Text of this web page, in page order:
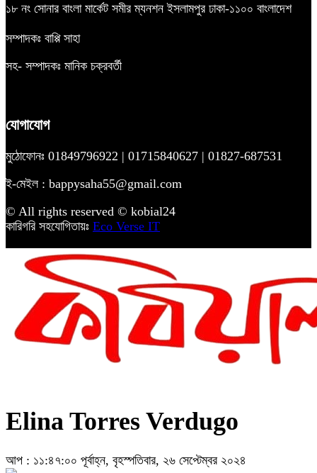
১৮ নং সোনার বাংলা মার্কেট সমীর ম্যনশন ইসলামপুর ঢাকা-১১০০ বাংলাদেশ
সম্পাদকঃ বাপ্পি সাহা
সহ- সম্পাদকঃ মানিক চক্রবর্তী
যোগাযোগ
মুঠোফোনঃ 01849796922 | 01715840627 | 01827-687531
ই-মেইল : bappysaha55@gmail.com
© All rights reserved © kobial24
কারিগরি সহযোগিতায়ঃ Eco Verse IT
Elina Torres Verdugo
আপ : ১১:৪৭:০০ পূর্বাহ্ন, বৃহস্পতিবার, ২৬ সেপ্টেম্বর ২০২৪